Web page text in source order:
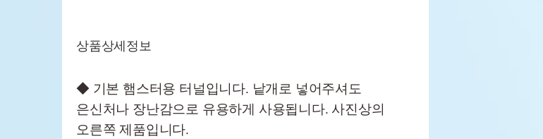
상품상세정보
◆ 기본 햄스터용 터널입니다. 낱개로 넣어주셔도
은신처나 장난감으로 유용하게 사용됩니다. 사진상의
오른쪽 제품입니다.